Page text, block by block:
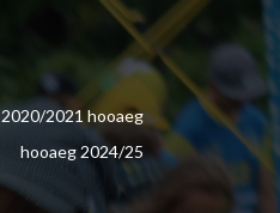
2020/2021 hooaeg
hooaeg 2024/25